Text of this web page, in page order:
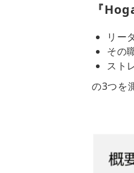
『
リー
その
スト
の3つを